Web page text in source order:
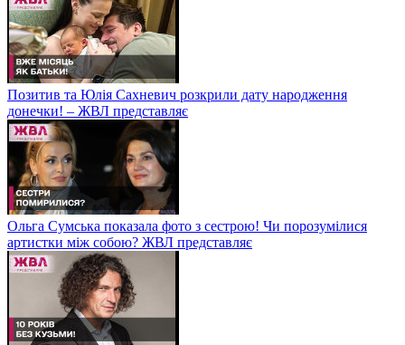
Позитив та Юлія Сахневич розкрили дату народження
донечки! – ЖВЛ представляє
Ольга Сумська показала фото з сестрою! Чи порозумілися
артистки між собою? ЖВЛ представляє